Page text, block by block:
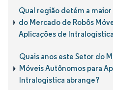
Qual região detém a
do Mercado de Robôs
Aplicações de
Quais anos este Setor do
Móveis Autônomos para
Intralogística abrange?